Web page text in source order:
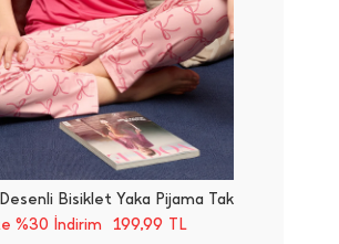
Bisiklet Yaka Pijama Takımı
%30 İndirim
199,99 TL